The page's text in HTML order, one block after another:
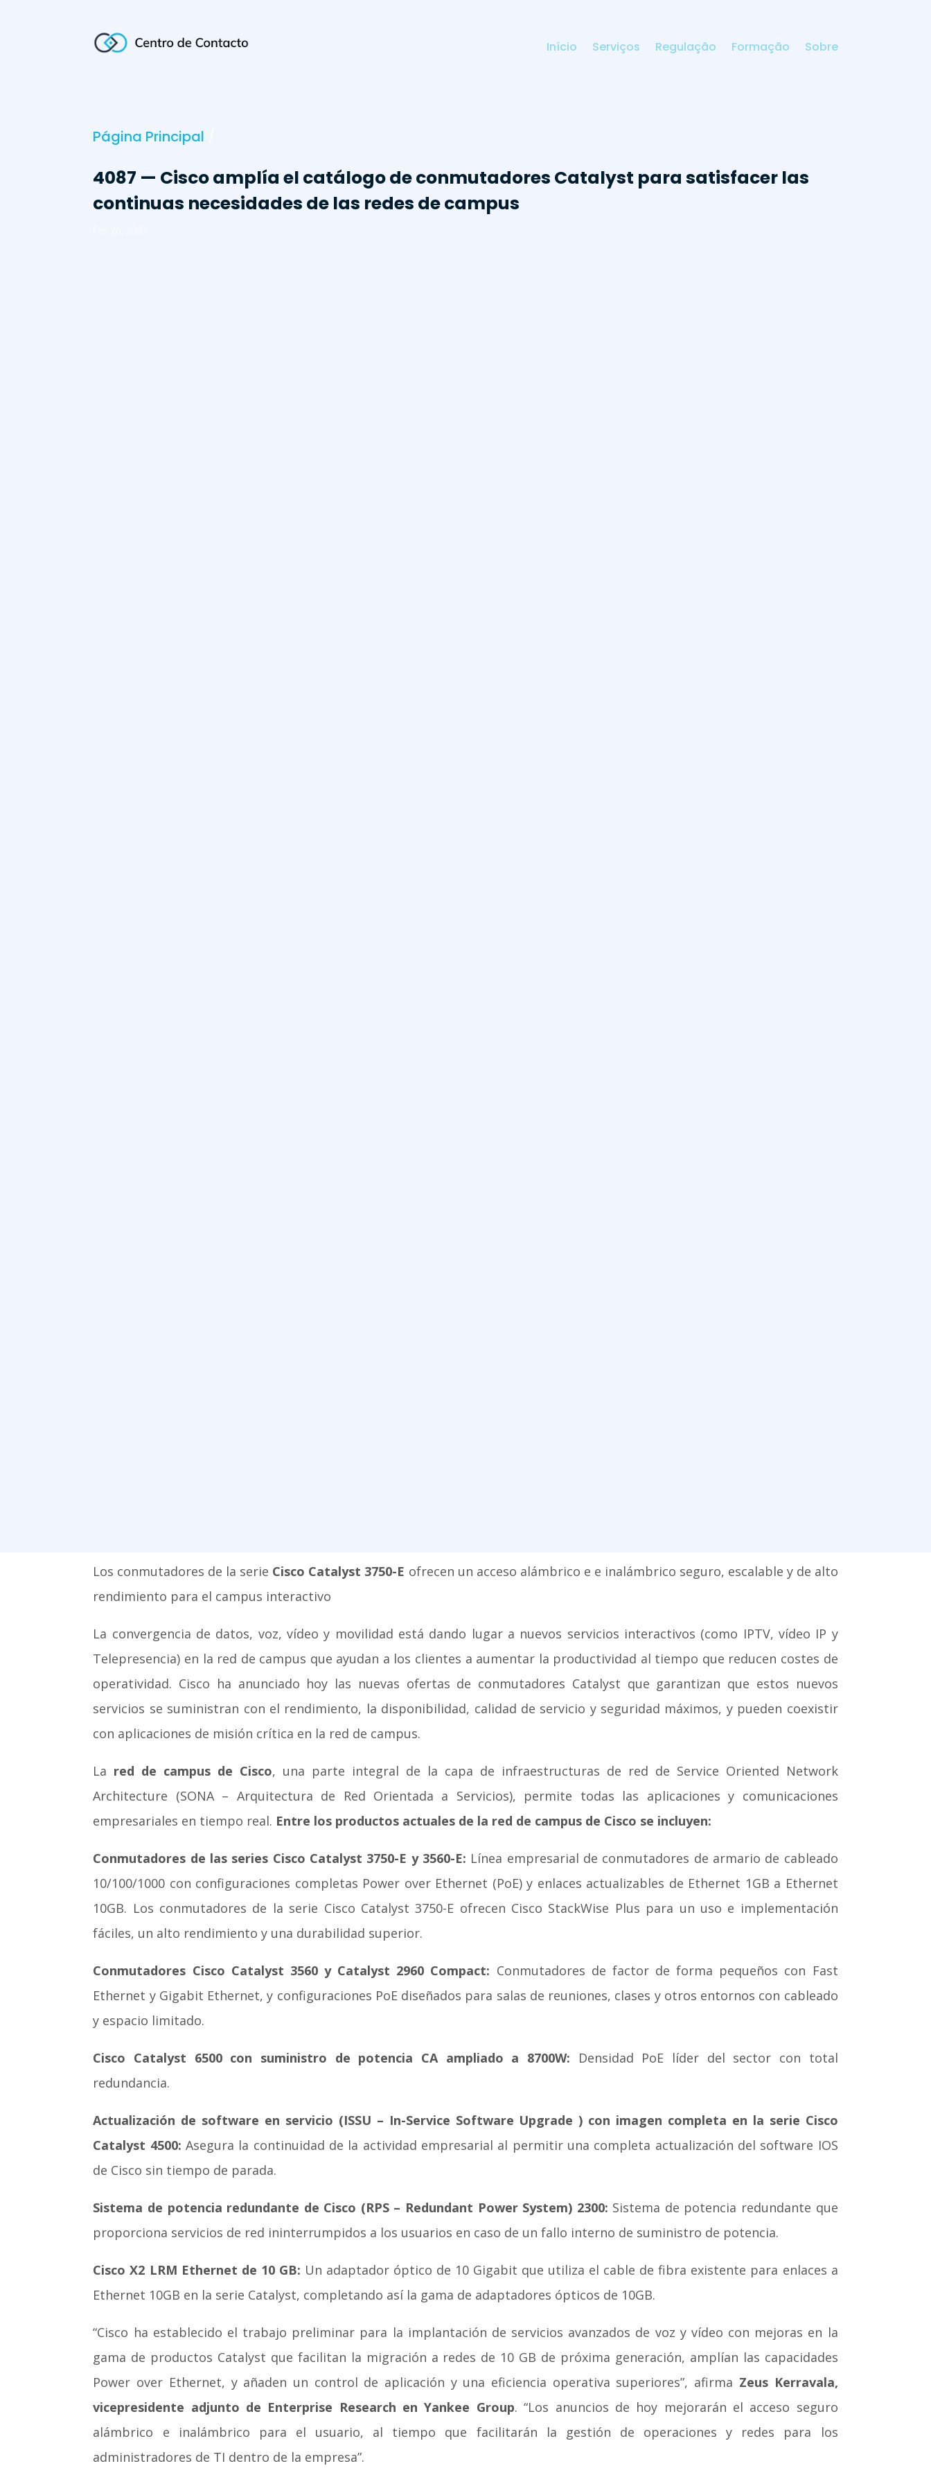
Início Serviços Regulação Formação Sobre
Página Principal
4087 — Cisco amplía el catálogo de conmutadores Catalyst para satisfacer las
continuas necesidades de las redes de campus
Los conmutadores de la serie Cisco Catalyst 3750-E ofrecen un acceso alámbrico e e inalámbrico seguro, escalable y de alto
rendimiento para el campus interactivo
La convergencia de datos, voz, vídeo y movilidad está dando lugar a nuevos servicios interactivos (como IPTV, vídeo IP y
Telepresencia) en la red de campus que ayudan a los clientes a aumentar la productividad al tiempo que reducen costes de
operatividad. Cisco ha anunciado hoy las nuevas ofertas de conmutadores Catalyst que garantizan que estos nuevos
servicios se suministran con el rendimiento, la disponibilidad, calidad de servicio y seguridad máximos, y pueden coexistir
con aplicaciones de misión crítica en la red de campus.
La red de campus de Cisco, una parte integral de la capa de infraestructuras de red de Service Oriented Network
Architecture (SONA – Arquitectura de Red Orientada a Servicios), permite todas las aplicaciones y comunicaciones
empresariales en tiempo real. Entre los productos actuales de la red de campus de Cisco se incluyen:
Conmutadores de las series Cisco Catalyst 3750-E y 3560-E: Línea empresarial de conmutadores de armario de cableado
10/100/1000 con configuraciones completas Power over Ethernet (PoE) y enlaces actualizables de Ethernet 1GB a Ethernet
10GB. Los conmutadores de la serie Cisco Catalyst 3750-E ofrecen Cisco StackWise Plus para un uso e implementación
fáciles, un alto rendimiento y una durabilidad superior.
Conmutadores Cisco Catalyst 3560 y Catalyst 2960 Compact: Conmutadores de factor de forma pequeños con Fast
Ethernet y Gigabit Ethernet, y configuraciones PoE diseñados para salas de reuniones, clases y otros entornos con cableado
y espacio limitado.
Cisco Catalyst 6500 con suministro de potencia CA ampliado a 8700W: Densidad PoE líder del sector con total
redundancia.
Actualización de software en servicio (ISSU – In-Service Software Upgrade ) con imagen completa en la serie Cisco
Catalyst 4500: Asegura la continuidad de la actividad empresarial al permitir una completa actualización del software IOS
de Cisco sin tiempo de parada.
Sistema de potencia redundante de Cisco (RPS – Redundant Power System) 2300: Sistema de potencia redundante que
proporciona servicios de red ininterrumpidos a los usuarios en caso de un fallo interno de suministro de potencia.
Cisco X2 LRM Ethernet de 10 GB: Un adaptador óptico de 10 Gigabit que utiliza el cable de fibra existente para enlaces a
Ethernet 10GB en la serie Catalyst, completando así la gama de adaptadores ópticos de 10GB.
“Cisco ha establecido el trabajo preliminar para la implantación de servicios avanzados de voz y vídeo con mejoras en la
gama de productos Catalyst que facilitan la migración a redes de 10 GB de próxima generación, amplían las capacidades
Power over Ethernet, y añaden un control de aplicación y una eficiencia operativa superiores”, afirma Zeus Kerravala,
vicepresidente adjunto de Enterprise Research en Yankee Group. “Los anuncios de hoy mejorarán el acceso seguro
alámbrico e inalámbrico para el usuario, al tiempo que facilitarán la gestión de operaciones y redes para los
administradores de TI dentro de la empresa”.